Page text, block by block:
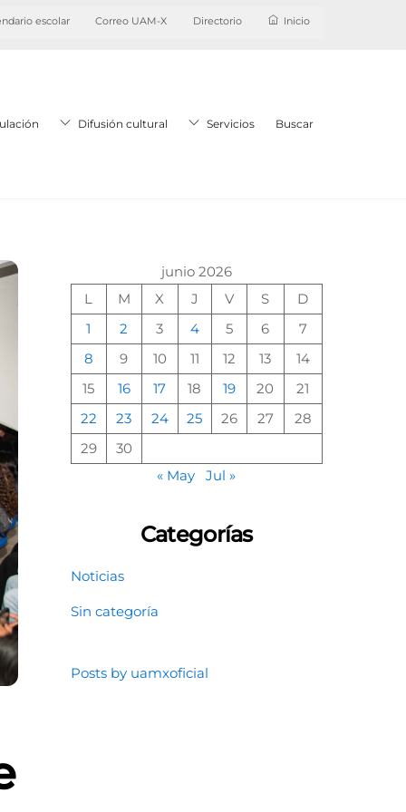
escolar Correo UAM-X Directorio Inicio
Difusión cultural Servicios Buscar
junio 2026
L
M X J V S
D
1
2 3 4 5 6
7
8
9 10 11 12 13
14
15
16 17 18 19 20
21
22
23 24 25 26 27
28
29
30
« May
Jul »
Categorías
Noticias
Sin categoría
Posts by uamxoficial